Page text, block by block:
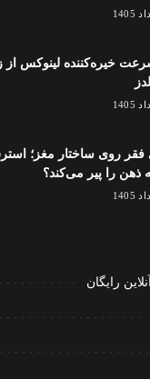
خیره‌کننده لینوکس از
فقر روی ساختار مغز؛
ذهن را پیر می‌کند؟
رایگان